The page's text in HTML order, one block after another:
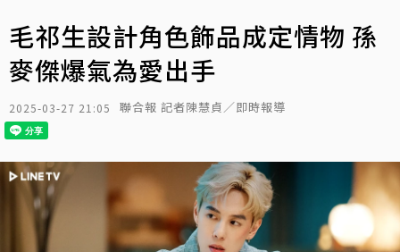
毛祁生設計角色飾品成定情物 孫
麥傑爆氣為愛出手
2025-03-27 21:05 聯合報 記者陳慧貞／即時報導